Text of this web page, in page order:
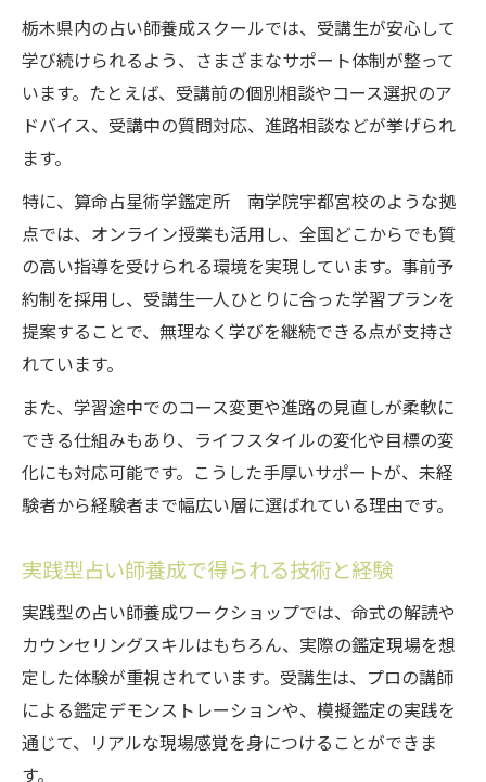
栃木県内の占い師養成スクールでは、受講生が安心して
学び続けられるよう、さまざまなサポート体制が整って
います。たとえば、受講前の個別相談やコース選択のア
ドバイス、受講中の質問対応、進路相談などが挙げられ
ます。
特に、算命占星術学鑑定所 南学院宇都宮校のような拠
点では、オンライン授業も活用し、全国どこからでも質
の高い指導を受けられる環境を実現しています。事前予
約制を採用し、受講生一人ひとりに合った学習プランを
提案することで、無理なく学びを継続できる点が支持さ
れています。
また、学習途中でのコース変更や進路の見直しが柔軟に
できる仕組みもあり、ライフスタイルの変化や目標の変
化にも対応可能です。こうした手厚いサポートが、未経
験者から経験者まで幅広い層に選ばれている理由です。
実践型占い師養成で得られる技術と経験
実践型の占い師養成ワークショップでは、命式の解読や
カウンセリングスキルはもちろん、実際の鑑定現場を想
定した体験が重視されています。受講生は、プロの講師
による鑑定デモンストレーションや、模擬鑑定の実践を
通じて、リアルな現場感覚を身につけることができま
す。